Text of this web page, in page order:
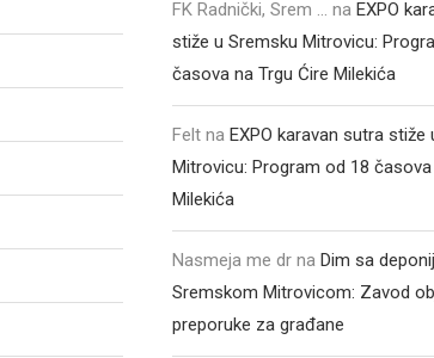
FK Radnički, Srem ... naEXPO
stiže u Sremsku Mitrovicu:
časova na Trgu Ćire Milekića
Felt naEXPO karavan sutra stiže
Mitrovicu: Program od 18 časova
Milekića
Nasmeja me dr naDim sa
Sremskom Mitrovicom: Zavod
preporuke za građane